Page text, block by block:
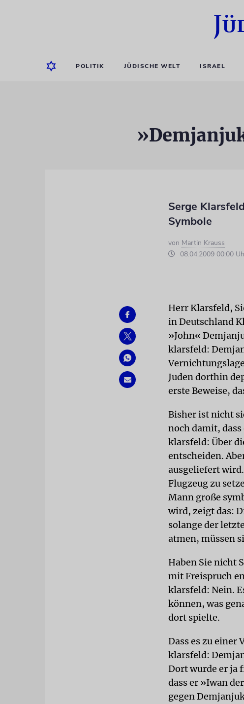
POLITIK JÜDISCHE WELT ISRAEL
Serge
Symbole
von Martin Krauss
08.04.2009 00:00
Herr Klarsfeld,
in Deutschland
»John«
klarsfeld:
Juden dorthin
erste Beweise,
Bisher ist nicht
noch damit, dass
klarsfeld: Über
entscheiden.
ausgeliefert
Flugzeug zu
Mann große
wird, zeigt das:
solange der
atmen, müssen
Haben Sie nicht
mit Freispruch
klarsfeld: Nein.
können, was
dort spielte.
Dass es zu
klarsfeld:
Dort wurde er ja
dass er »Iwan
gegen